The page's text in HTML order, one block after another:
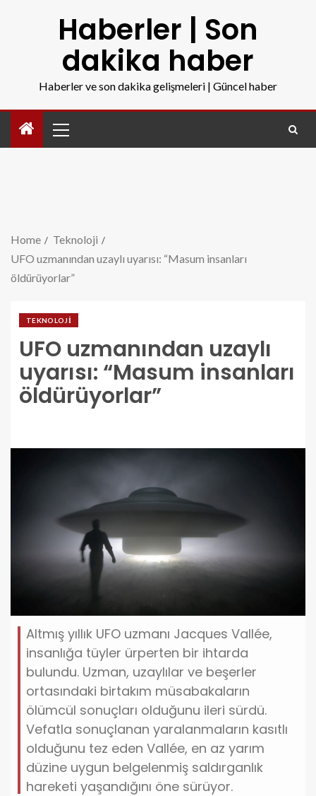
Haberler | Son
dakika haber
Haberler ve son dakika gelişmeleri | Güncel haber
Home
Teknoloji
UFO uzmanından uzaylı uyarısı: “Masum insanları
öldürüyorlar”
TEKNOLOJI
UFO uzmanından uzaylı
uyarısı: “Masum insanları
öldürüyorlar”
Altmış yıllık UFO uzmanı Jacques Vallée,
insanlığa tüyler ürperten bir ihtarda
bulundu. Uzman, uzaylılar ve beşerler
ortasındaki birtakım müsabakaların
ölümcül sonuçları olduğunu ileri sürdü.
Vefatla sonuçlanan yaralanmaların kasıtlı
olduğunu tez eden Vallée, en az yarım
düzine uygun belgelenmiş saldırganlık
hareketi yaşandığını öne sürüyor.